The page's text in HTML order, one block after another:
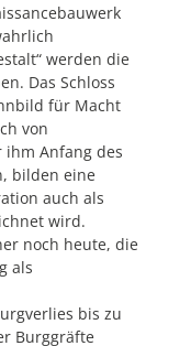
werden die
Das Schloss
für Macht
von
ihm Anfang des
bilden eine
auch als
wird.
noch heute, die
als
bis zu
Burggräfte